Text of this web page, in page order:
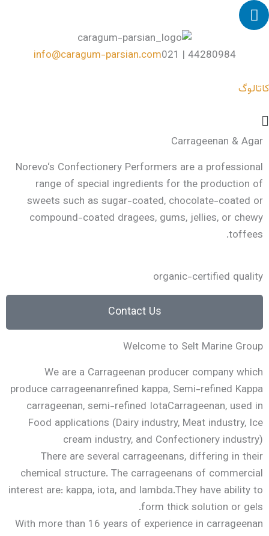
info@caragum-parsian.com
Norevo‘s Confectionery
range of special ingredients
sweets such as sugar-coated,
compound-coated dragees,
Welcome
We are a Carrageenan
produce carrageenanrefined kappa,
carrageenan, semi-refined
Food applications (Dairy
cream industry, and
There are several
chemical structure. The
interest are: kappa, iota, and
form
With more than 16 years of